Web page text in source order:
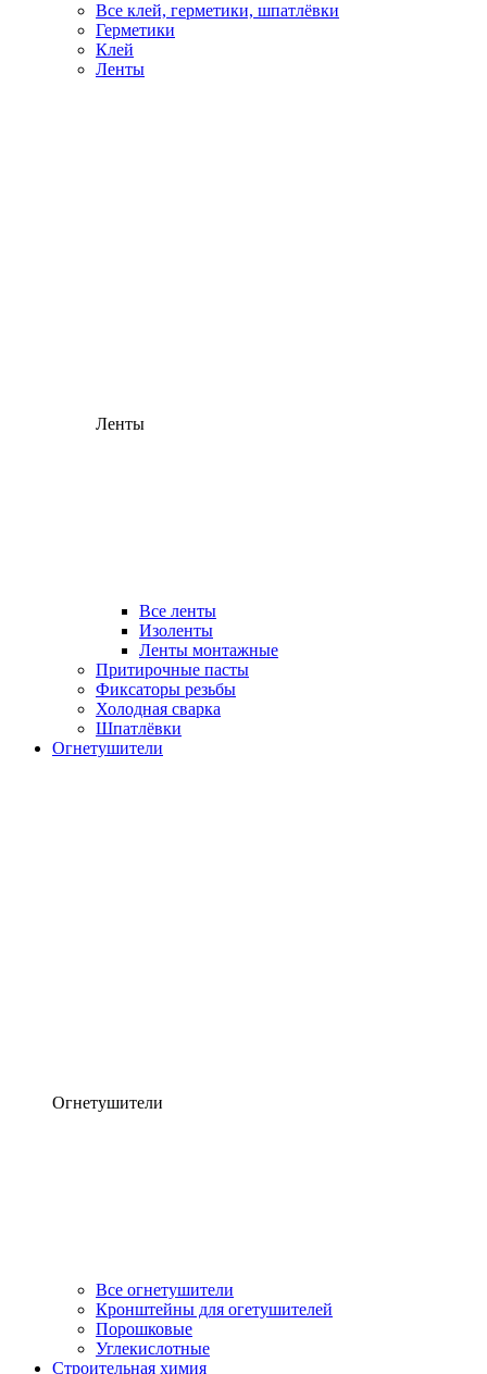
Все клей, герметики, шпатлёвки
Герметики
Клей
Ленты
Ленты
Все ленты
Изоленты
Ленты монтажные
Притирочные пасты
Фиксаторы резьбы
Холодная сварка
Шпатлёвки
Огнетушители
Огнетушители
Все огнетушители
Кронштейны для огетушителей
Порошковые
Углекислотные
Строительная химия